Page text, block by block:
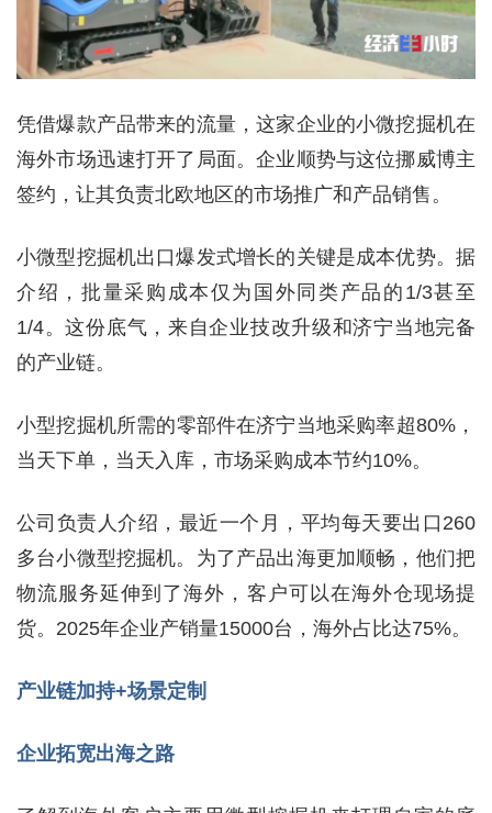
凭借爆款产品带来的流量，这家企业的小微挖掘机在
海外市场迅速打开了局面。企业顺势与这位挪威博主
签约，让其负责北欧地区的市场推广和产品销售。
小微型挖掘机出口爆发式增长的关键是成本优势。据
介绍，批量采购成本仅为国外同类产品的1/3甚至
1/4。这份底气，来自企业技改升级和济宁当地完备
的产业链。
小型挖掘机所需的零部件在济宁当地采购率超80%，
当天下单，当天入库，市场采购成本节约10%。
公司负责人介绍，最近一个月，平均每天要出口260
多台小微型挖掘机。为了产品出海更加顺畅，他们把
物流服务延伸到了海外，客户可以在海外仓现场提
货。2025年企业产销量15000台，海外占比达75%。
产业链加持+场景定制
企业拓宽出海之路